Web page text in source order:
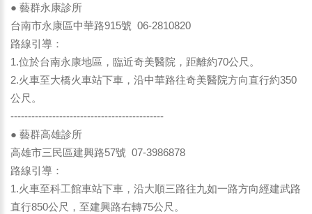
● 藝群永康診所
台南市永康區中華路915號 06-2810820
路線引導：
1.位於台南永康地區，臨近奇美醫院，距離約70公尺。
2.火車至大橋火車站下車，沿中華路往奇美醫院方向直行約350
公尺。
--------------------------------------------
● 藝群高雄診所
高雄市三民區建興路57號 07-3986878
路線引導：
1.火車至科工館車站下車，沿大順三路往九如一路方向經建武路
直行850公尺，至建興路右轉75公尺。